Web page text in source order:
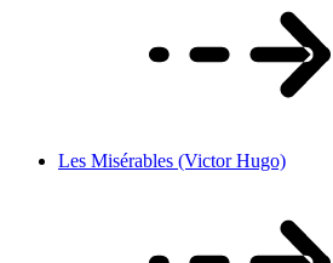
Les Misérables (Victor Hugo)